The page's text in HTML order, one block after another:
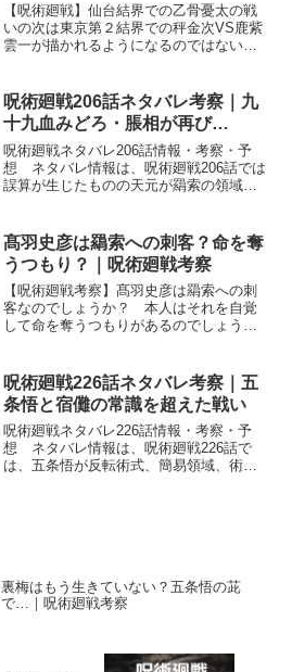
【呪術廻戦】仙台結界での乙骨憂太の戦
いの次は東京第２結界での秤金次VS鹿紫
雲一が描かれるようになるのではないで
呪術廻戦206話ネタバレ考察｜九
十九血みどろ・脹相が再び…
呪術廻戦ネタバレ206話情報・考察・予
想 ネタバレ情報は、呪術廻戦206話では
誤算が生じたものの天元が羂索の領域を
戦してくることなどです。
髙羽史彦は羂索への刺客？命を奪
うつもり？｜呪術廻戦考察
【呪術廻戦考察】髙羽史彦は羂索への刺
客なのでしょうか？ 本人はそれを自覚
して命を奪うつもりがあるのでしょう
いきます。
呪術廻戦226話ネタバレ考察｜五
条悟と宿儺の常識を超えた戦い
呪術廻戦ネタバレ226話情報・考察・予
想 ネタバレ情報は、呪術廻戦226話で
は、五条悟が反転術式、簡易領域、術式
裏梅はもう生きていない？五条悟の茈
で…｜呪術廻戦考察